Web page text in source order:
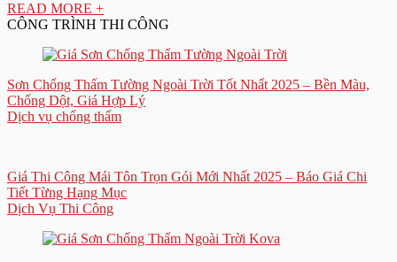
READ MORE +
CÔNG TRÌNH THI CÔNG
Sơn Chống Thấm Tường Ngoài Trời Tốt Nhất 2025 – Bền Màu,
Chống Dột, Giá Hợp Lý
Dịch vụ chống thấm
Giá Thi Công Mái Tôn Trọn Gói Mới Nhất 2025 – Báo Giá Chi
Tiết Từng Hạng Mục
Dịch Vụ Thi Công